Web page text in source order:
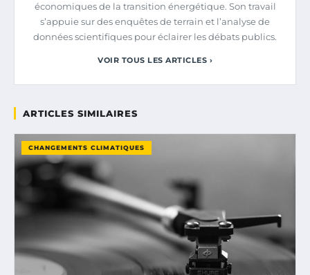
économiques de la transition énergétique. Son travail
s’appuie sur des enquêtes de terrain et l’analyse de
données scientifiques pour éclairer les débats publics.
VOIR TOUS LES ARTICLES ›
ARTICLES SIMILAIRES
CHANGEMENTS CLIMATIQUES